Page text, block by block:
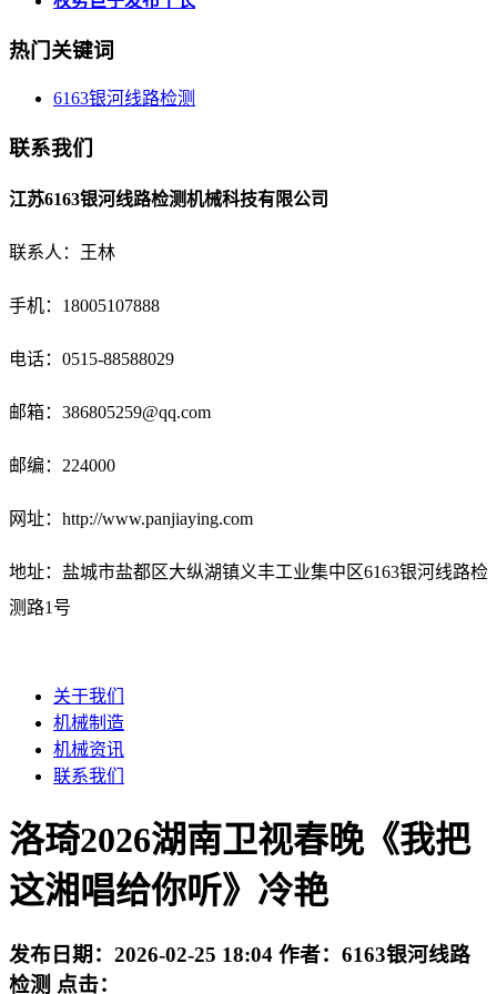
热门关键词
6163银河线路检测
联系我们
江苏6163银河线路检测机械科技有限公司
联系人：王林
手机：18005107888
电话： 0515-88588029
邮箱： 386805259@qq.com
邮编：224000
网址：http://www.panjiaying.com
地址：盐城市盐都区大纵湖镇义丰工业集中区6163银河线路检
测路1号
关于我们
机械制造
机械资讯
联系我们
洛琦2026湖南卫视春晚《我把
这湘唱给你听》冷艳
发布日期： 2026-02-25 18:04 作者： 6163银河线路
检测 点击：